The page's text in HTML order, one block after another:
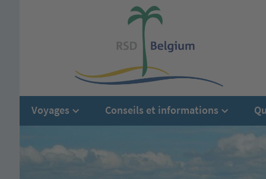
Voyages Conseils et informations